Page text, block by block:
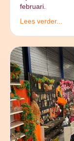
februari.
Lees verder...